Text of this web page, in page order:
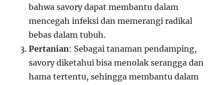
bahwa savory dapat membantu dalam
mencegah infeksi dan memerangi radikal
bebas dalam tubuh.
Pertanian: Sebagai tanaman pendamping,
savory diketahui bisa menolak serangga dan
hama tertentu, sehingga membantu dalam